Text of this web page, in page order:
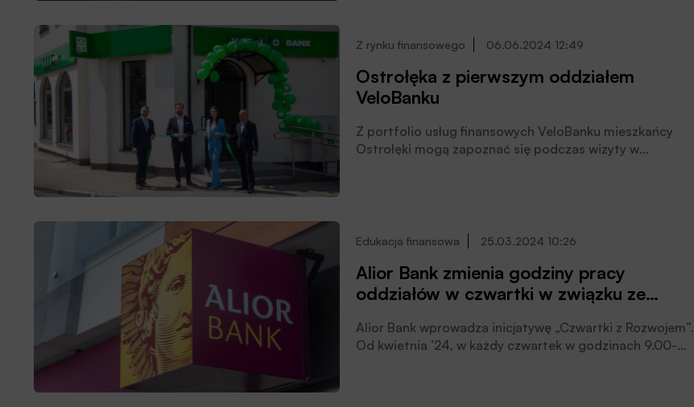
BANK”, prowadząc debatę poświęconą perspektywom
Z rynku finansowego 06.06.2024 12:49
Ostrołęka z pierwszym oddziałem
VeloBanku
Z portfolio usług finansowych VeloBanku mieszkańcy
Ostrołęki mogą zapoznać się podczas wizyty w
w dni robocze między 9:00, a 16:00, czytamy w
Edukacja finansowa 25.03.2024 10:26
Alior Bank zmienia godziny pracy
oddziałów w czwartki w związku ze
Alior Bank wprowadza inicjatywę „Czwartki z Rozwojem”.
Od kwietnia ’24, w każdy czwartek w godzinach 9.00-